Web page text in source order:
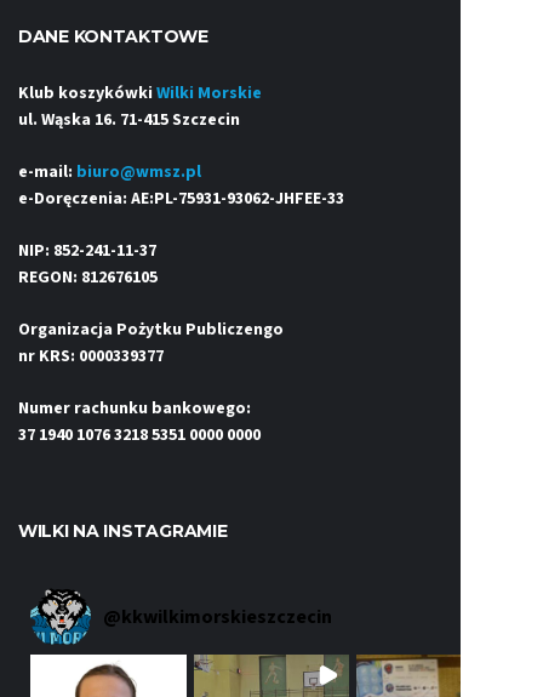
DANE KONTAKTOWE
Klub koszykówki Wilki Morskie
ul. Wąska 16. 71-415 Szczecin
e-mail: biuro@wmsz.pl
e-Doręczenia: AE:PL-75931-93062-JHFEE-33
NIP: 852-241-11-37
REGON: 812676105
Organizacja Pożytku Publiczengo
nr KRS: 0000339377
Numer rachunku bankowego:
37 1940 1076 3218 5351 0000 0000
WILKI NA INSTAGRAMIE
@kkwilkimorskieszczecin